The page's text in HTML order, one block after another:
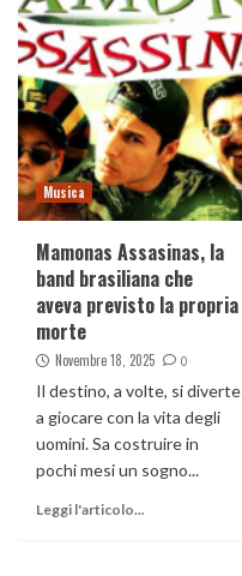
Musica
Mamonas Assasinas, la
band brasiliana che
aveva previsto la propria
morte
Novembre 18, 2025 0
Il destino, a volte, si diverte
a giocare con la vita degli
uomini. Sa costruire in
pochi mesi un sogno...
Leggi l'articolo...